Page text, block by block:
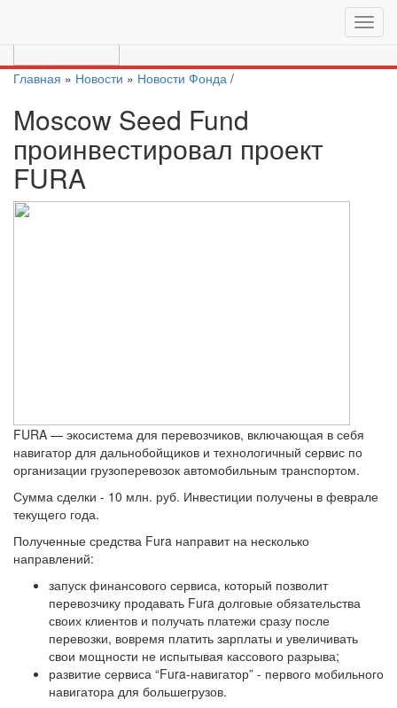
Главная » Новости » Новости Фонда /
Moscow Seed Fund
проинвестировал проект
FURA
FURA — экосистема для перевозчиков, включающая в себя
навигатор для дальнобойщиков и технологичный сервис по
организации грузоперевозок автомобильным транспортом.
Сумма сделки - 10 млн. руб. Инвестиции получены в феврале
текущего года.
Полученные средства Fura направит на несколько
направлений:
запуск финансового сервиса, который позволит
перевозчику продавать Fura долговые обязательства
своих клиентов и получать платежи сразу после
перевозки, вовремя платить зарплаты и увеличивать
свои мощности не испытывая кассового разрыва;
развитие сервиса “Fura-навигатор” - первого мобильного
навигатора для большегрузов.